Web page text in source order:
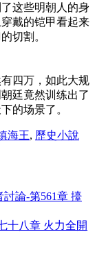
这些明朝人的身
戴的铠甲看起来
切割。
四万，如此大规
廷竟然训练出了
的场景了。
海王, 歷史小說
論-第561章 擡
十八章 火力全開